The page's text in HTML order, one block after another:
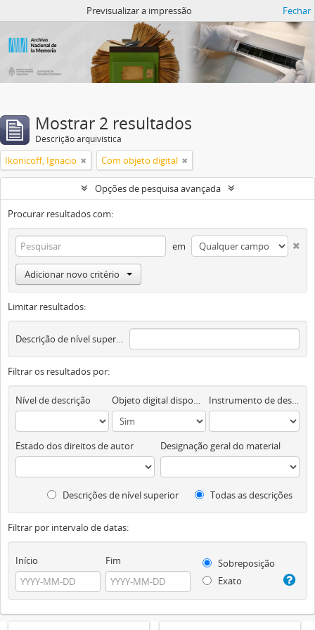
Previsualizar a impressão Fechar
Mostrar 2 resultados
Descrição arquivística
Ikonicoff, Ignacio Com objeto digital
Opções de pesquisa avançada
Procurar resultados com:
em
Adicionar novo critério
Limitar resultados:
Descrição de nível superior
Filtrar os resultados por:
Nível de descrição Objeto digital disponível Instrumento de descrição documental
Estado dos direitos de autor Designação geral do material
Descrições de nível superior Todas as descrições
Filtrar por intervalo de datas:
Início Fim
Sobreposição
Exato